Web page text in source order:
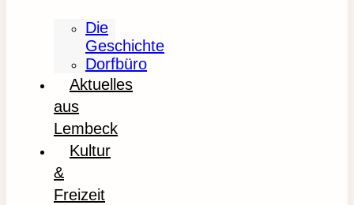
Die
Geschichte
Dorfbüro
Aktuelles
aus
Lembeck
Kultur
&
Freizeit